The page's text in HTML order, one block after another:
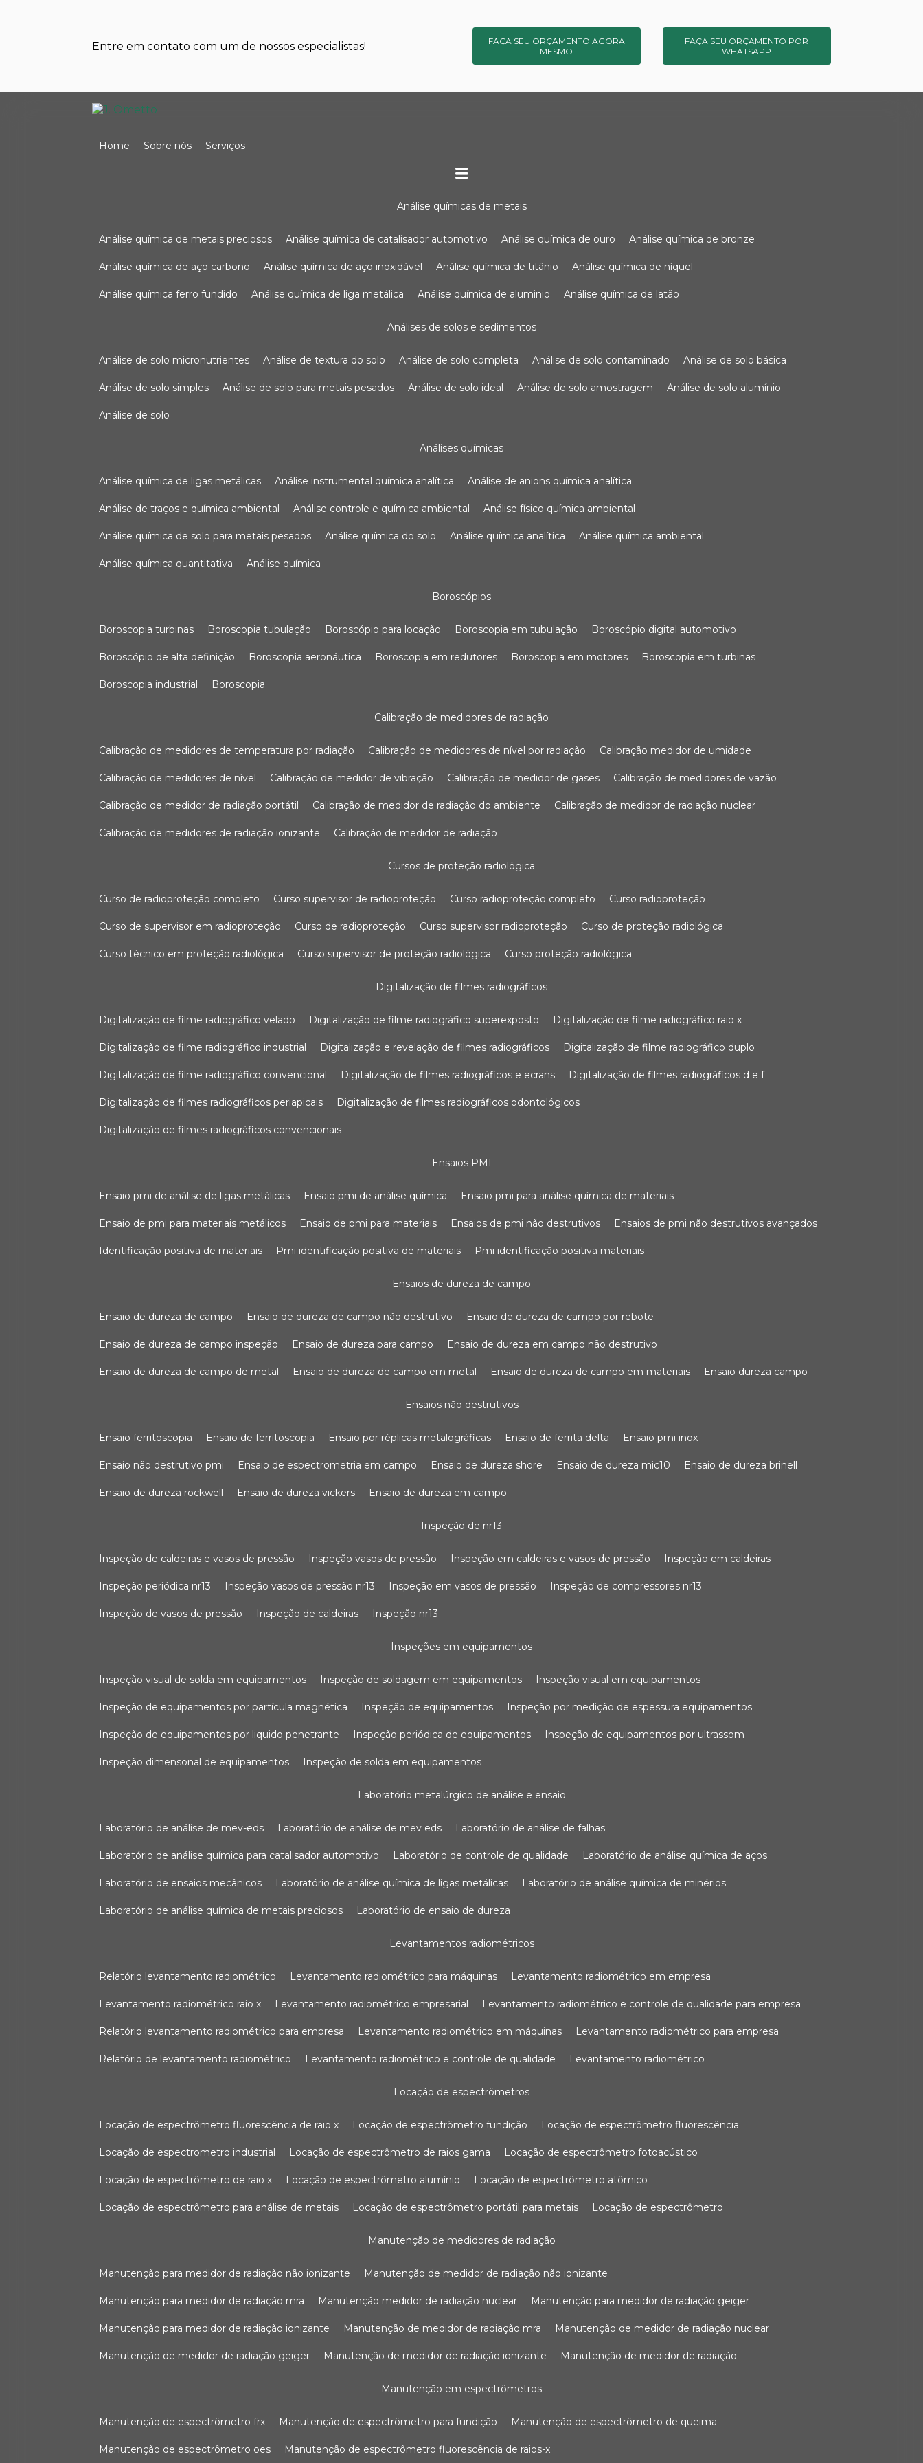
Entre em contato com um de nossos especialistas!
FAÇA SEU ORÇAMENTO AGORA
MESMO
FAÇA SEU ORÇAMENTO POR
WHATSAPP
Home Sobre nós Serviços
análise químicas de metais
análise química de metais preciosos análise química de catalisador automotivo análise química de ouro análise química de bronze
análise química de aço carbono análise química de aço inoxidável análise química de titânio análise química de níquel
análise química ferro fundido análise química de liga metálica análise química de aluminio análise química de latão
análises de solos e sedimentos
análise de solo micronutrientes análise de textura do solo análise de solo completa análise de solo contaminado análise de solo básica
análise de solo simples análise de solo para metais pesados análise de solo ideal análise de solo amostragem análise de solo alumínio
análise de solo
análises químicas
análise química de ligas metálicas análise instrumental química analítica análise de anions química analítica
análise de traços e química ambiental análise controle e química ambiental análise físico química ambiental
análise química de solo para metais pesados análise química do solo análise química analítica análise química ambiental
análise química quantitativa análise química
boroscópios
boroscopia turbinas boroscopia tubulação boroscópio para locação boroscopia em tubulação boroscópio digital automotivo
boroscópio de alta definição boroscopia aeronáutica boroscopia em redutores boroscopia em motores boroscopia em turbinas
boroscopia industrial boroscopia
calibração de medidores de radiação
calibração de medidores de temperatura por radiação calibração de medidores de nível por radiação calibração medidor de umidade
calibração de medidores de nível calibração de medidor de vibração calibração de medidor de gases calibração de medidores de vazão
calibração de medidor de radiação portátil calibração de medidor de radiação do ambiente calibração de medidor de radiação nuclear
calibração de medidores de radiação ionizante calibração de medidor de radiação
cursos de proteção radiológica
curso de radioproteção completo curso supervisor de radioproteção curso radioproteção completo curso radioproteção
curso de supervisor em radioproteção curso de radioproteção curso supervisor radioproteção curso de proteção radiológica
curso técnico em proteção radiológica curso supervisor de proteção radiológica curso proteção radiológica
digitalização de filmes radiográficos
digitalização de filme radiográfico velado digitalização de filme radiográfico superexposto digitalização de filme radiográfico raio x
digitalização de filme radiográfico industrial digitalização e revelação de filmes radiográficos digitalização de filme radiográfico duplo
digitalização de filme radiográfico convencional digitalização de filmes radiográficos e ecrans digitalização de filmes radiográficos d e f
digitalização de filmes radiográficos periapicais digitalização de filmes radiográficos odontológicos
digitalização de filmes radiográficos convencionais
ensaios PMI
ensaio pmi de análise de ligas metálicas ensaio pmi de análise química ensaio pmi para análise química de materiais
ensaio de pmi para materiais metálicos ensaio de pmi para materiais ensaios de pmi não destrutivos ensaios de pmi não destrutivos avançados
identificação positiva de materiais pmi identificação positiva de materiais pmi identificação positiva materiais
ensaios de dureza de campo
ensaio de dureza de campo ensaio de dureza de campo não destrutivo ensaio de dureza de campo por rebote
ensaio de dureza de campo inspeção ensaio de dureza para campo ensaio de dureza em campo não destrutivo
ensaio de dureza de campo de metal ensaio de dureza de campo em metal ensaio de dureza de campo em materiais ensaio dureza campo
ensaios não destrutivos
ensaio ferritoscopia ensaio de ferritoscopia ensaio por réplicas metalográficas ensaio de ferrita delta ensaio pmi inox
ensaio não destrutivo pmi ensaio de espectrometria em campo ensaio de dureza shore ensaio de dureza mic10 ensaio de dureza brinell
ensaio de dureza rockwell ensaio de dureza vickers ensaio de dureza em campo
inspeção de nr13
inspeção de caldeiras e vasos de pressão inspeção vasos de pressão inspeção em caldeiras e vasos de pressão inspeção em caldeiras
inspeção periódica nr13 inspeção vasos de pressão nr13 inspeção em vasos de pressão inspeção de compressores nr13
inspeção de vasos de pressão inspeção de caldeiras inspeção nr13
inspeções em equipamentos
inspeção visual de solda em equipamentos inspeção de soldagem em equipamentos inspeção visual em equipamentos
inspeção de equipamentos por partícula magnética inspeção de equipamentos inspeção por medição de espessura equipamentos
inspeção de equipamentos por liquido penetrante inspeção periódica de equipamentos inspeção de equipamentos por ultrassom
inspeção dimensonal de equipamentos inspeção de solda em equipamentos
laboratório metalúrgico de análise e ensaio
laboratório de análise de mev-eds laboratório de análise de mev eds laboratório de análise de falhas
laboratório de análise química para catalisador automotivo laboratório de controle de qualidade laboratório de análise química de aços
laboratório de ensaios mecânicos laboratório de análise química de ligas metálicas laboratório de análise química de minérios
laboratório de análise química de metais preciosos laboratório de ensaio de dureza
levantamentos radiométricos
relatório levantamento radiométrico levantamento radiométrico para máquinas levantamento radiométrico em empresa
levantamento radiométrico raio x levantamento radiométrico empresarial levantamento radiométrico e controle de qualidade para empresa
relatório levantamento radiométrico para empresa levantamento radiométrico em máquinas levantamento radiométrico para empresa
relatório de levantamento radiométrico levantamento radiométrico e controle de qualidade levantamento radiométrico
locação de espectrômetros
locação de espectrômetro fluorescência de raio x locação de espectrômetro fundição locação de espectrômetro fluorescência
locação de espectrometro industrial locação de espectrômetro de raios gama locação de espectrômetro fotoacústico
locação de espectrômetro de raio x locação de espectrômetro alumínio locação de espectrômetro atômico
locação de espectrômetro para análise de metais locação de espectrômetro portátil para metais locação de espectrômetro
manutenção de medidores de radiação
manutenção para medidor de radiação não ionizante manutenção de medidor de radiação não ionizante
manutenção para medidor de radiação mra manutenção medidor de radiação nuclear manutenção para medidor de radiação geiger
manutenção para medidor de radiação ionizante manutenção de medidor de radiação mra manutenção de medidor de radiação nuclear
manutenção de medidor de radiação geiger manutenção de medidor de radiação ionizante manutenção de medidor de radiação
manutenção em espectrômetros
manutenção de espectrômetro frx manutenção de espectrômetro para fundição manutenção de espectrômetro de queima
manutenção de espectrômetro oes manutenção de espectrômetro fluorescência de raios-x